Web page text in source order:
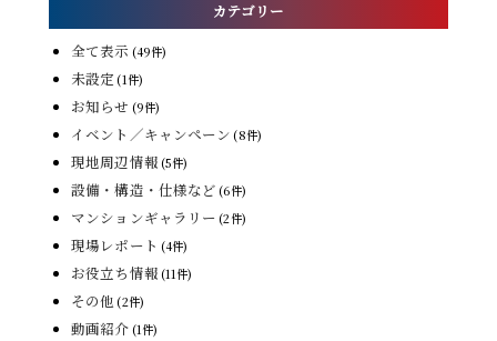
カテゴリー
全て表示 (49件)
未設定 (1件)
お知らせ (9件)
イベント／キャンペーン (8件)
現地周辺情報 (5件)
設備・構造・仕様など (6件)
マンションギャラリー (2件)
現場レポート (4件)
お役立ち情報 (11件)
その他 (2件)
動画紹介 (1件)